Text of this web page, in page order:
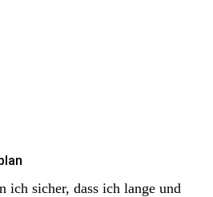
ich sicher, dass ich lange und